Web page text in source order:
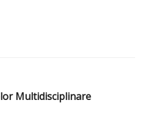
Multidisciplinare